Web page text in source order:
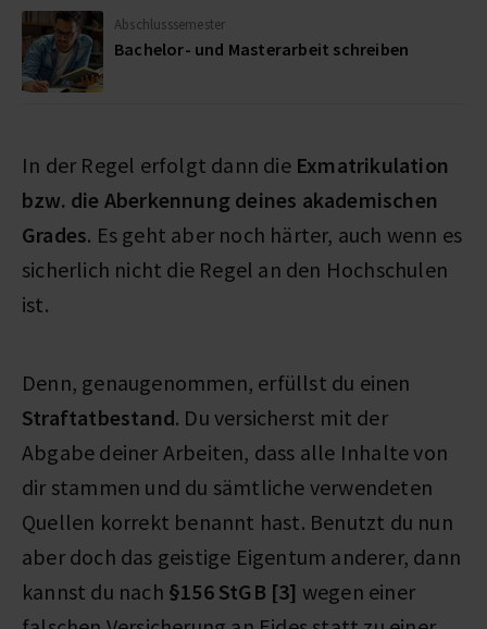
Abschlusssemester
Bachelor- und Masterarbeit schreiben
In der Regel erfolgt dann die Exmatrikulation
bzw. die Aberkennung deines akademischen
Grades. Es geht aber noch härter, auch wenn es
sicherlich nicht die Regel an den Hochschulen
ist.
Denn, genaugenommen, erfüllst du einen
Straftatbestand. Du versicherst mit der
Abgabe deiner Arbeiten, dass alle Inhalte von
dir stammen und du sämtliche verwendeten
Quellen korrekt benannt hast. Benutzt du nun
aber doch das geistige Eigentum anderer, dann
kannst du nach §156 StGB [3] wegen einer